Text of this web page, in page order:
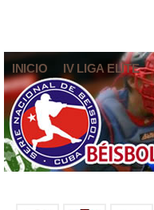
INICIO IV LIGA ELITE